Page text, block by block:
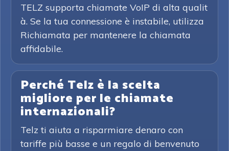
TELZ supporta chiamate VoIP di alta qualit
à. Se la tua connessione è instabile, utilizza
Richiamata per mantenere la chiamata
affidabile.
Perché Telz è la scelta
migliore per le chiamate
internazionali?
Telz ti aiuta a risparmiare denaro con
tariffe più basse e un regalo di benvenuto